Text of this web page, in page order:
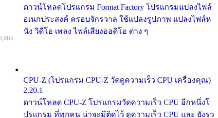
ดาวน์โหลดโปรแกรม Format Factory โปรแกรมแปลงไฟล์
อเนกประสงค์ ครอบจักรวาล ใช้แปลงรูปภาพ แปลงไฟล์ห
นัง วิดีโอ เพลง ไฟล์เสียงออดิโอ ต่าง ๆ
CPU-Z (โปรแกรม CPU-Z วัดดูความเร็ว CPU เครื่องคุณ)
2.20.1
ดาวน์โหลด CPU-Z โปรแกรมวัดความเร็ว CPU อีกหนึ่งโ
ปรแกรม ที่ทุกคน น่าจะมีติดไว้ ดูความเร็ว CPU และ ยังรว